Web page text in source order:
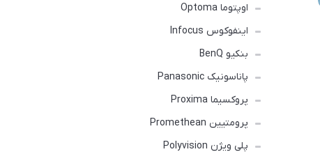
اوپتوما Optoma
اینفوکوس Infocus
بنکیو BenQ
پاناسونیک Panasonic
پروکسیما Proxima
پرومتیین Promethean
پلی ویژن Polyvision